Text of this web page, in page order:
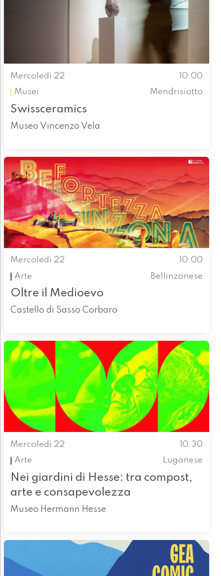
Mercoledì 22
10.00
Musei
Mendrisiotto
Swissceramics
Museo Vincenzo Vela
Mercoledì 22
10.00
Arte
Bellinzonese
Oltre il Medioevo
Castello di Sasso Corbaro
Mercoledì 22
10.30
Arte
Luganese
Nei giardini di Hesse: tra compost,
arte e consapevolezza
Museo Hermann Hesse